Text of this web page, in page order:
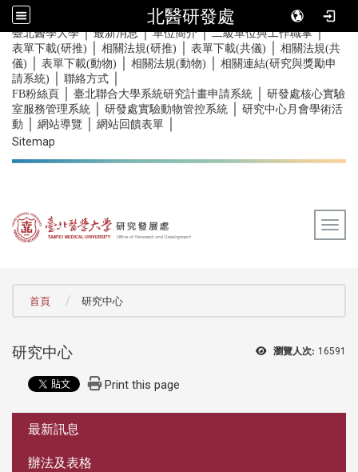
北醫研發處
::: 臺北醫學大學｜最新消息｜單位簡介｜二級單位與工作職掌｜
表單下載(研推) 相關法規(研推) 表單下載(共儀)
相關法規(共
儀)
表單下載(動物) 相關法規(動物)
相關連結(研究與獎勵申
請系統)
聯絡方式
FB粉絲頁 臺北聯合大學系統研究計畫申請系統
研發處核心實驗
室服務管理系統
研發處實驗動物管控系統
研究中心月會學術活
動
網站導覽 網站回饋表單
Sitemap
首頁 研究中心
瀏覽人次: 16591
研究中心
Print this page
最新訊息
辦法及表格